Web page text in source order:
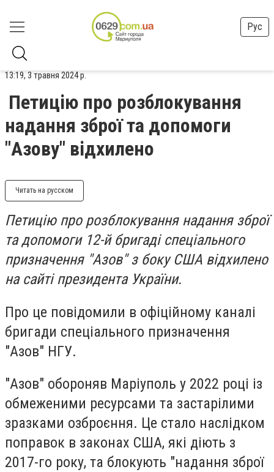
Рус
13:19, 3 травня 2024 р.
Петицію про розблокування
надання зброї та допомоги
"Азову" відхилено
Читать на русском
Петицію про розблокування надання зброї
та допомоги 12-й бригаді спеціального
призначення "Азов" з боку США відхилено
на сайті президента України.
Про це повідомили в офіційному каналі
бригади спеціального призначення
"Азов" НГУ.
"Азов" обороняв Маріуполь у 2022 році із
обмеженими ресурсами та застарілими
зразками озброєння. Це стало наслідком
поправок в законах США, які діють з
2017-го року, та блокують "надання зброї